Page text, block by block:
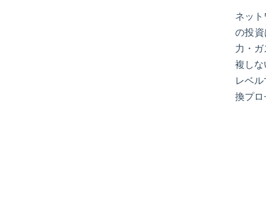
ネッ
の投
力・
複し
レベ
換プ